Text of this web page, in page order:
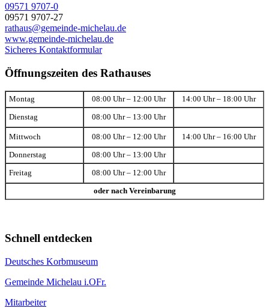
09571 9707-0
09571 9707-27
rathaus@gemeinde-michelau.de
www.gemeinde-michelau.de
Sicheres Kontaktformular
Öffnungszeiten des Rathauses
Montag 08:00 Uhr – 12:00 Uhr 14:00 Uhr – 18:00 Uhr
Dienstag 08:00 Uhr – 13:00 Uhr
Mittwoch 08:00 Uhr – 12:00 Uhr 14:00 Uhr – 16:00 Uhr
Donnerstag 08:00 Uhr – 13:00 Uhr
Freitag 08:00 Uhr – 12:00 Uhr
oder nach Vereinbarung
Schnell entdecken
Deutsches Korbmuseum
Gemeinde Michelau i.OFr.
Mitarbeiter